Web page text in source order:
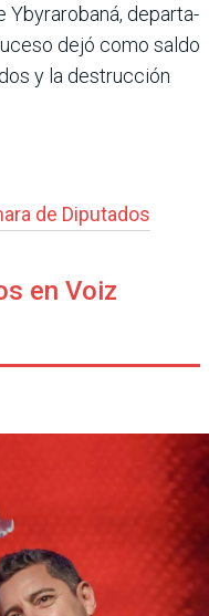
Ybyrarobaná, departa­
dejó como saldo
y la destrucción
de Diputados
en Voiz